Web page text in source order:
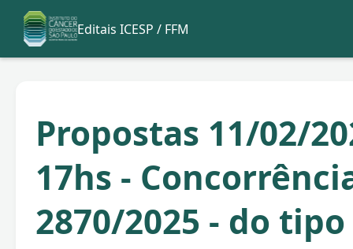
Editais ICESP / FFM
Propostas 11/02/
17hs -
2870/2025 - do tipo